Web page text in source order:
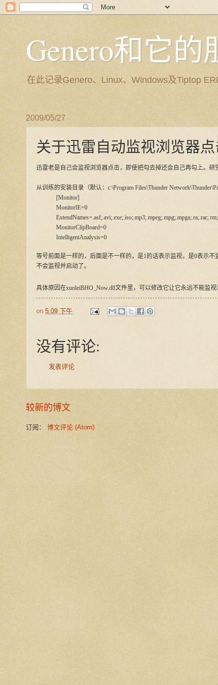
Genero和它的
在此记录Genero、Linux、Windows及Tiptop
2009/05/27
关于迅雷自动监视浏览器
迅雷老是自己会监视浏览器点击，即使把勾去掉还会自己再勾上。研
从训练的安装目录（默认：c:\Program Files\Thunder
[Monitor]
MonitorIE=0
MonitorClipBoard=0
IntelligentAnalysis=0
等号前面是一样的，后面是不一样的，是1的话表示监视，是0表示
不会监视并启动了。
具体原因在xunleiBHO_Now.dll文件里，可以修改它让它永远不能监视
on 5:09 下午
没有评论:
发表评论
较新的博文
订阅： 博文评论 (Atom)